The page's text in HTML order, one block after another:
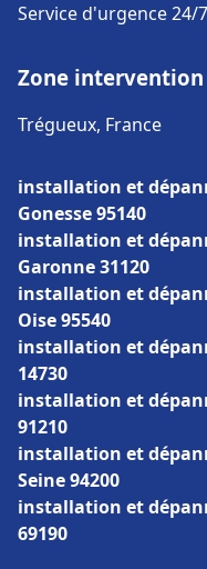
Service d'urgence 24/7
Zone intervention
Trégueux, France
installation et
Gonesse 95140
installation et
Garonne 31120
installation et
Oise 95540
installation et
14730
installation et
91210
installation et
Seine 94200
installation et
69190